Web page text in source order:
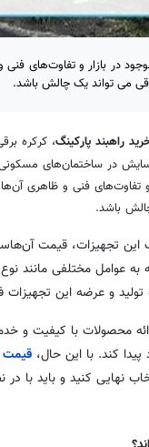
در بازار و تفاوت‌های
می تواند یک چالش باشد.
راهبند پارکینگ، کرکره
در ساختمان‌های
تفاوت‌های فنی و ظاهری
باشد.
این تجهیزات، قیمت
به عوامل مختلفی مانند
و عرضه این تجهیزات
محصولات با کیفیت و
کند. با این حال، قیمت
نهایی کنید و باید با